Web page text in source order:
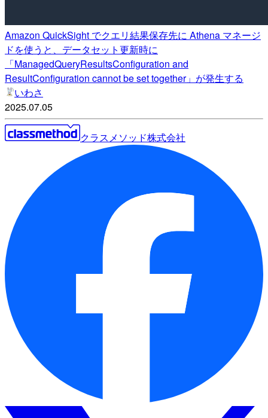
Amazon QuickSight でクエリ結果保存先に Athena マネージ
ドを使うと、データセット更新時に
「ManagedQueryResultsConfiguration and
ResultConfiguration cannot be set together」が発生する
いわさ
2025.07.05
クラスメソッド株式会社